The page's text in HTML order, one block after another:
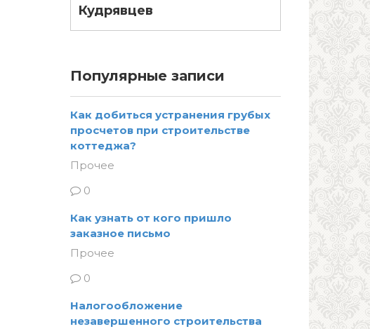
Кудрявцев
Популярные записи
Как добиться устранения грубых
просчетов при строительстве
коттеджа?
Прочее
0
Как узнать от кого пришло
заказное письмо
Прочее
0
Налогообложение
незавершенного строительства